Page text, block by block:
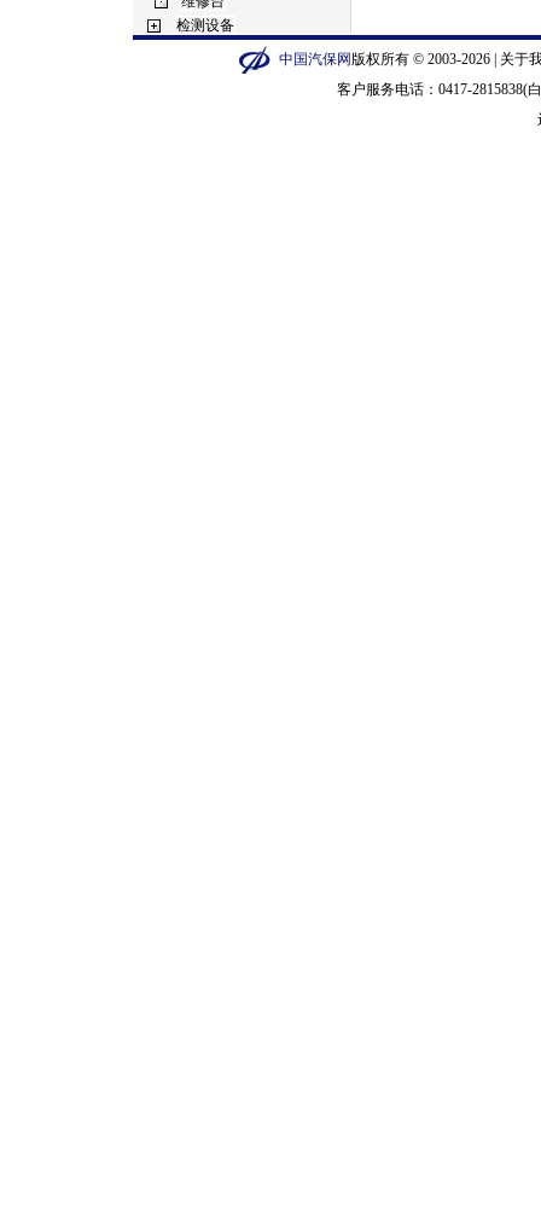
中国汽保网版权所有 © 2003-2026 | 关于
客户服务电话：0417-